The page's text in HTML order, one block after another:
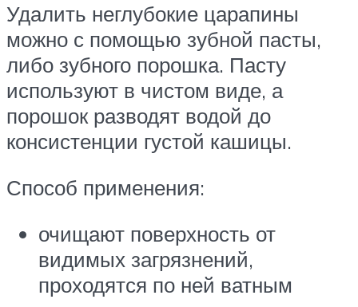
Удалить неглубокие царапины
можно с помощью зубной пасты,
либо зубного порошка. Пасту
используют в чистом виде, а
порошок разводят водой до
консистенции густой кашицы.
Способ применения:
очищают поверхность от
видимых загрязнений,
проходятся по ней ватным